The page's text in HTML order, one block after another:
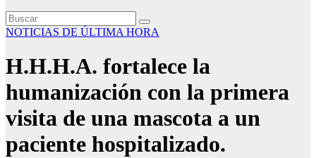
NOTICIAS DE ÚLTIMA HORA
H.H.H.A. fortalece la
humanización con la primera
visita de una mascota a un
paciente hospitalizado.